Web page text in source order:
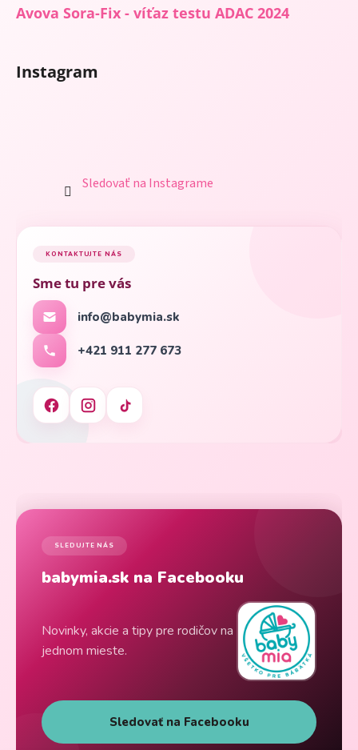
Avova Sora-Fix - víťaz testu ADAC 2024
Instagram
Sledovať na Instagrame
KONTAKTUJTE NÁS
Sme tu pre vás
info@babymia.sk
+421 911 277 673
SLEDUJTE NÁS
babymia.sk na Facebooku
Novinky, akcie a tipy pre rodičov na
jednom mieste.
Sledovať na Facebooku